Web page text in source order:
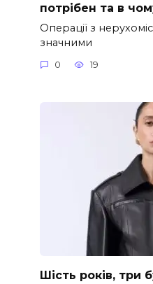
потрібен та в
Операції з
значними
0 19
Шість років, три